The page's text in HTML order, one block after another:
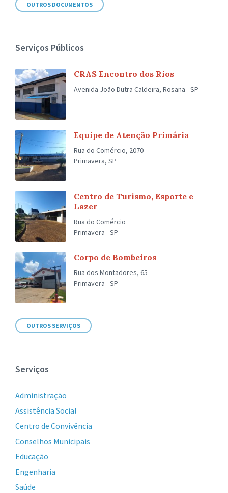
OUTROS DOCUMENTOS
Serviços Públicos
CRAS Encontro dos Rios
Avenida João Dutra Caldeira, Rosana - SP
Equipe de Atenção Primária
Rua do Comércio, 2070
Primavera, SP
Centro de Turismo, Esporte e
Lazer
Rua do Comércio
Primavera - SP
Corpo de Bombeiros
Rua dos Montadores, 65
Primavera - SP
OUTROS SERVIÇOS
Serviços
Administração
Assistência Social
Centro de Convivência
Conselhos Municipais
Educação
Engenharia
Saúde